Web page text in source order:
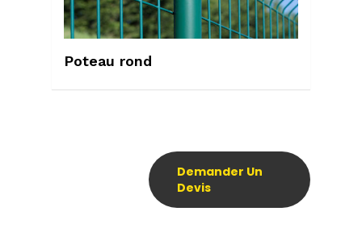
Poteau rond
Demander Un
Devis